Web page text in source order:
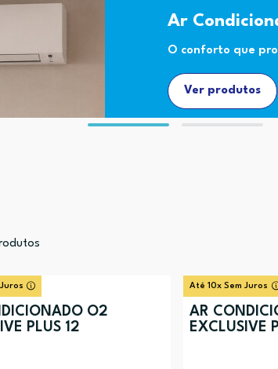
Ar
O conforto que
Ver produtos
O2
PLUS 12
Até 10x Sem Juros
AR
EXCLUSIVE